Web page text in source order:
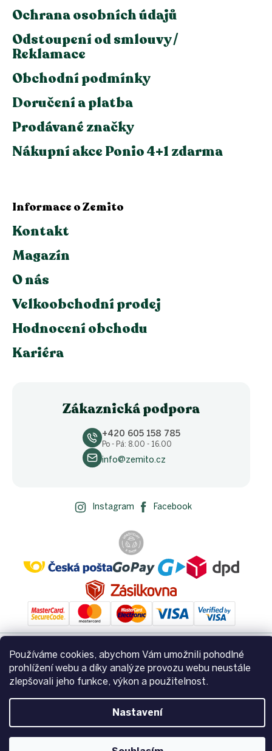
Používáme cookies, abychom Vám umožnili pohodlné
prohlížení webu a díky analýze provozu webu neustále
zlepšovali jeho funkce, výkon a použitelnost.
Nastavení
Ochrana osobních údajů
Odstoupení od smlouvy /
Reklamace
Obchodní podmínky
Doručení a platba
Prodávané značky
Nákupní akce Ponio 4+1 zdarma
Informace o Zemito
Kontakt
Magazín
O nás
Velkoobchodní prodej
Hodnocení obchodu
Kariéra
Zákaznická podpora
+420 605 158 785
Po - Pá: 8.00 - 16.00
info@zemito.cz
Instagram Facebook
Vytvořil Shoptet
nastavení cookies